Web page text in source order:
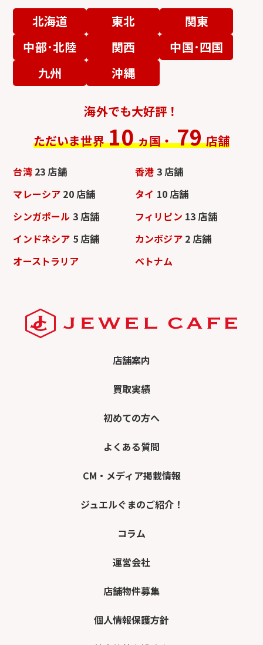
北海道 東北
関東
中部･北陸
関西
中国･四国
九州
沖縄
海外でも大好評！
ただいま世界 10 ヵ国・ 79 店舗
台湾 23 店舗 香港 3 店舗
マレーシア 20 店舗 タイ 10 店舗
シンガポール 3 店舗 フィリピン 13 店舗
インドネシア 5 店舗 カンボジア 2 店舗
オーストラリア
ベトナム
店舗案内
買取実績
初めての方へ
よくある質問
CM・メディア掲載情報
ジュエルぐまのご紹介！
コラム
運営会社
店舗物件募集
個人情報保護方針